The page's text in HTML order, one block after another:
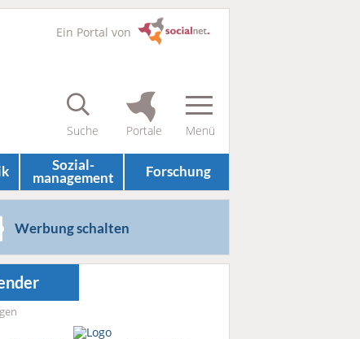
Ein Portal von
Sozial­
management Forschung
Werbung schalten